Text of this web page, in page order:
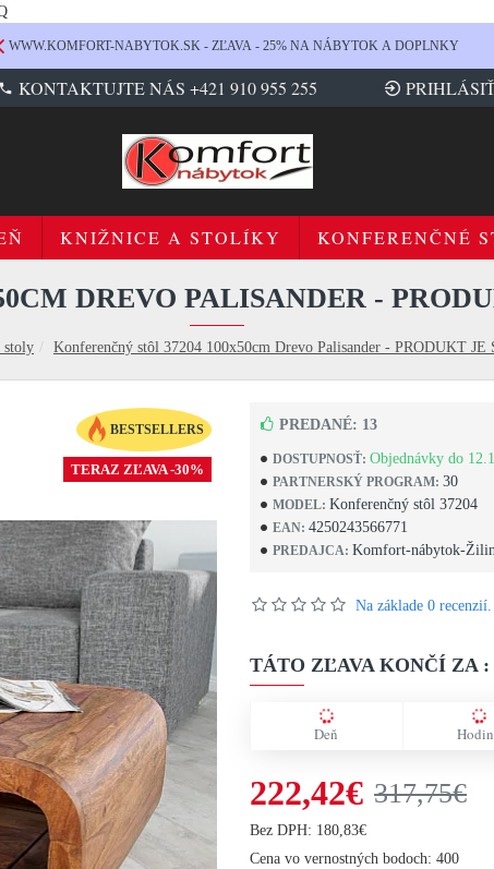
WWW.KOMFORT-NABYTOK.SK - ZĽAVA - 25% NA NÁBYTOK A DOPLNKY
KONTAKTUJTE NÁS +421 910 955 255
KNIŽNICE A STOLÍKY KONFERENČNÉ
stoly Konferenčný stôl 37204 100x50cm Drevo Palisander - PRODUKT
DREVO PALISANDER -
BESTSELLERS
TERAZ ZĽAVA -30%
DOSTUPNOSŤ: Objednávky do
PARTNERSKÝ PROGRAM: 30
MODEL: Konferenčný stôl 37204
EAN: 4250243566771
PREDAJCA: Komfort-nábytok-
PREDANÉ: 13
Na základe 0 recenzií.
TÁTO ZĽAVA KONČÍ ZA :
Deň
222,42€ 317,75€
Bez DPH: 180,83€
Cena vo vernostných bodoch: 400